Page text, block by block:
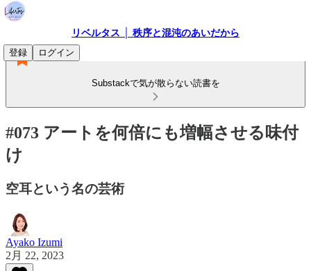
リベルタス │ 秩序と混沌のあいだから
登録
ログイン
Substackで気が散らない読書を
#073 アートを何倍にも増幅させる味付
け
空耳という名の芸術
Ayako Izumi
2月 22, 2023